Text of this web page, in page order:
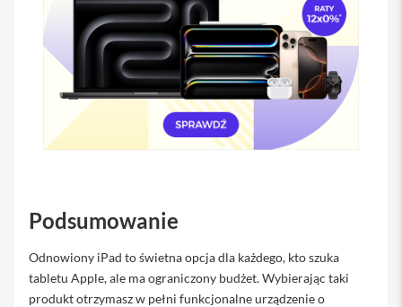
t
i
a
d
d
o
a
r
k
Podsumowanie
Odnowiony iPad to świetna opcja dla każdego, kto szuka
tabletu Apple, ale ma ograniczony budżet. Wybierając taki
produkt otrzymasz w pełni funkcjonalne urządzenie o